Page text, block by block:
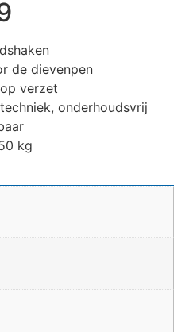
de dievenpen
verzet
onderhoudsvrij
kg